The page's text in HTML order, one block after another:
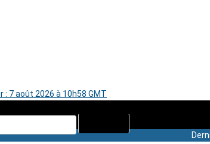
: 7 août 2026 à 10h58 GMT